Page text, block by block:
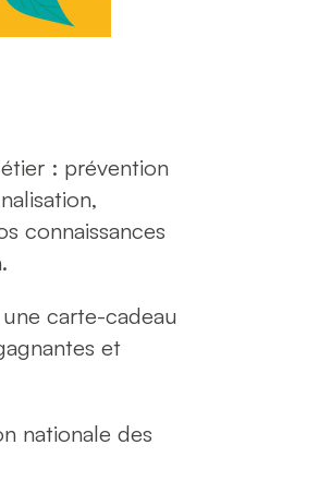
: prévention
connaissances
carte-cadeau
et
nationale des